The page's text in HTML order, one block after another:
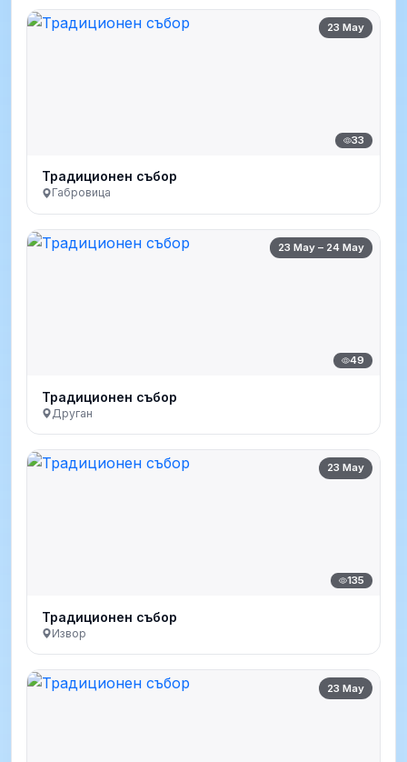
23 May
33
Традиционен събор
Габровица
23 May – 24 May
49
Традиционен събор
Друган
23 May
135
Традиционен събор
Извор
23 May